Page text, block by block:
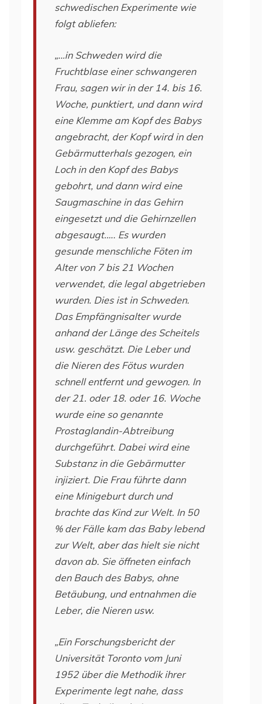
schwedischen Experimente wie
folgt abliefen:
„…in Schweden wird die
Fruchtblase einer schwangeren
Frau, sagen wir in der 14. bis 16.
Woche, punktiert, und dann wird
eine Klemme am Kopf des Babys
angebracht, der Kopf wird in den
Gebärmutterhals gezogen, ein
Loch in den Kopf des Babys
gebohrt, und dann wird eine
Saugmaschine in das Gehirn
eingesetzt und die Gehirnzellen
abgesaugt….. Es wurden
gesunde menschliche Föten im
Alter von 7 bis 21 Wochen
verwendet, die legal abgetrieben
wurden. Dies ist in Schweden.
Das Empfängnisalter wurde
anhand der Länge des Scheitels
usw. geschätzt. Die Leber und
die Nieren des Fötus wurden
schnell entfernt und gewogen. In
der 21. oder 18. oder 16. Woche
wurde eine so genannte
Prostaglandin-Abtreibung
durchgeführt. Dabei wird eine
Substanz in die Gebärmutter
injiziert. Die Frau führte dann
eine Minigeburt durch und
brachte das Kind zur Welt. In 50
% der Fälle kam das Baby lebend
zur Welt, aber das hielt sie nicht
davon ab. Sie öffneten einfach
den Bauch des Babys, ohne
Betäubung, und entnahmen die
Leber, die Nieren usw.
„Ein Forschungsbericht der
Universität Toronto vom Juni
1952 über die Methodik ihrer
Experimente legt nahe, dass